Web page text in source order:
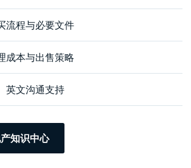
流程与必要文件
成本与出售策略
英文沟通支持
知识中心